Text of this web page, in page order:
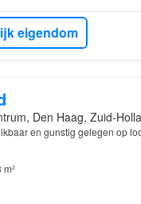
eigendom
Den Haag, Zuid-
en gunstig gelegen op
m²